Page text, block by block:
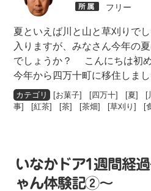
フリー
夏といえば川と山と草刈り
入りますが、みなさん今年の
でしょうか？ こんにちは初め
今年から四万十町に移住しまし
[お菓子] [四万十] [夏] [
事] [紅茶] [茶] [茶畑] [草刈り] [
いなかドア1週間経
ゃん体験記②〜